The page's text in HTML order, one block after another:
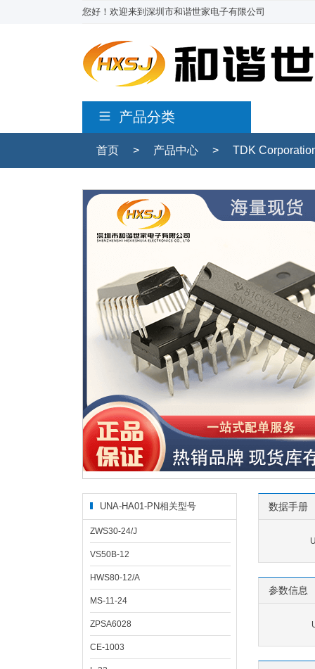
您好！欢迎来到深圳市和谐世家电子有限公司
产品分类
首页 > 产品中心 > TDK
UNA-HA01-PN相关型号
ZWS30-24/J
VS50B-12
HWS80-12/A
MS-11-24
ZPSA6028
CE-1003
数据手册
参数信息